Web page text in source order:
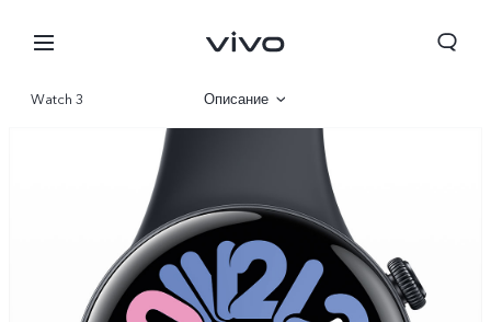
Watch 3 Описание